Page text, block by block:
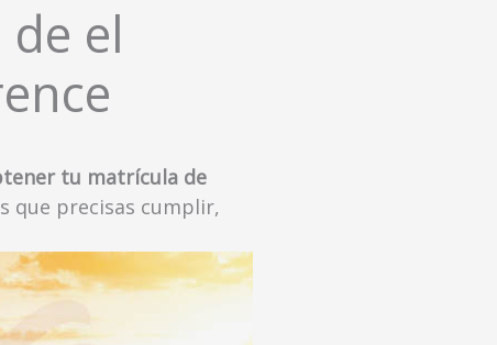
el
tu matrícula de
que precisas cumplir,